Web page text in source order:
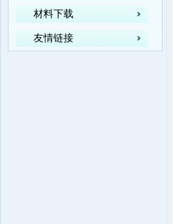
材料下载
友情链接